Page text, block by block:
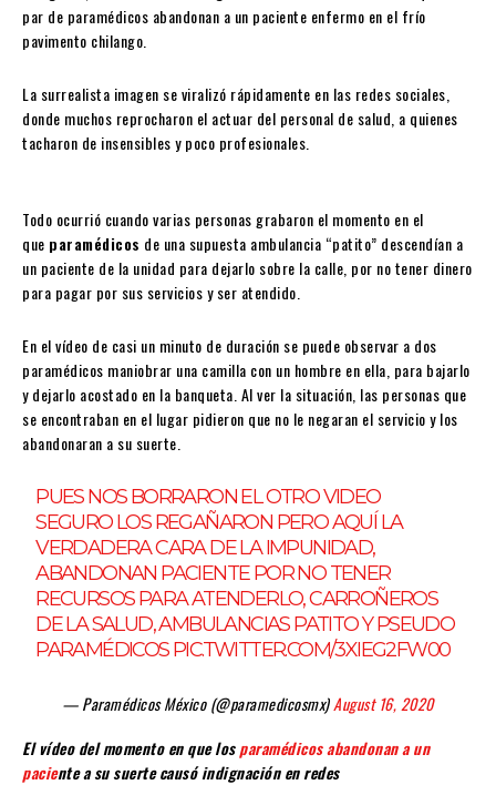
par de paramédicos abandonan a un paciente enfermo en el frío
pavimento chilango.
La surrealista imagen se viralizó rápidamente en las redes sociales,
donde muchos reprocharon el actuar del personal de salud, a quienes
tacharon de insensibles y poco profesionales.
Todo ocurrió cuando varias personas grabaron el momento en el
que paramédicos de una supuesta ambulancia “patito” descendían a
un paciente de la unidad para dejarlo sobre la calle, por no tener dinero
para pagar por sus servicios y ser atendido.
En el vídeo de casi un minuto de duración se puede observar a dos
paramédicos maniobrar una camilla con un hombre en ella, para bajarlo
y dejarlo acostado en la banqueta. Al ver la situación, las personas que
se encontraban en el lugar pidieron que no le negaran el servicio y los
abandonaran a su suerte.
PUES NOS BORRARON EL OTRO VIDEO
SEGURO LOS REGAÑARON PERO AQUÍ LA
VERDADERA CARA DE LA IMPUNIDAD,
ABANDONAN PACIENTE POR NO TENER
RECURSOS PARA ATENDERLO, CARROÑEROS
DE LA SALUD, AMBULANCIAS PATITO Y PSEUDO
PARAMÉDICOSPIC.TWITTER.COM/3XIEG2FW00
— Paramédicos México (@paramedicosmx)August 16, 2020
El vídeo del momento en que losparamédicos abandonan a un
paciente a su suerte causó indignación en redes